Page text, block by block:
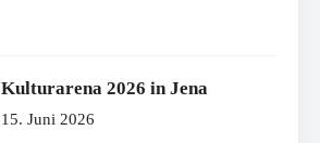
Kulturarena 2026 in Jena
15. Juni 2026